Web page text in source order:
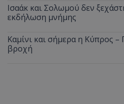
Ισαάκ και Σολωμού δεν
εκδήλωση μνήμης
Καμίνι και σήμερα η Κύπρος –
βροχή